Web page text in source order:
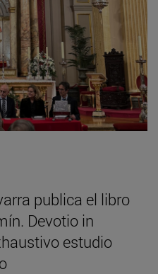
publica el libro
Devotio in
estudio